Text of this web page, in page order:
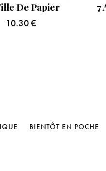
De Papier
10.30 €
7
BIENTÔT EN POCHE